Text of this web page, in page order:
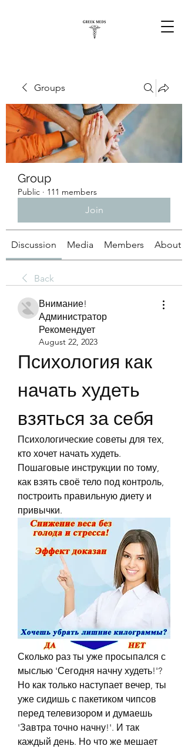
Groups
Group
Public · 111 members
Join
Discussion Media Members About
Back
Внимание!
Администратор
Рекомендует
August 22, 2023
Психология как
начать худеть
взяться за себя
Психологические советы для тех,
кто хочет начать худеть.
Пошаговые инструкции по тому,
как взять своё тело под контроль,
построить правильную диету и
привычки.
Сколько раз ты уже просыпался с
мыслью 'Сегодня начну худеть!'?
Но как только наступает вечер, ты
уже сидишь с пакетиком чипсов
перед телевизором и думаешь
'Завтра точно начну!'. И так
каждый день. Но что же мешает